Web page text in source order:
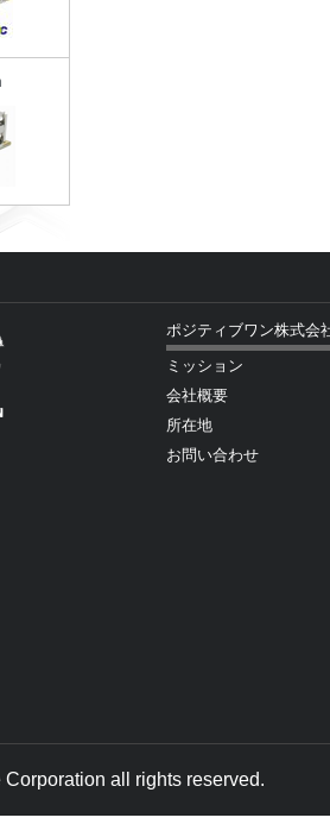
ポジティブワン株式会
ミッション
会社概要
所在地
お問い合わせ
all rights reserved.